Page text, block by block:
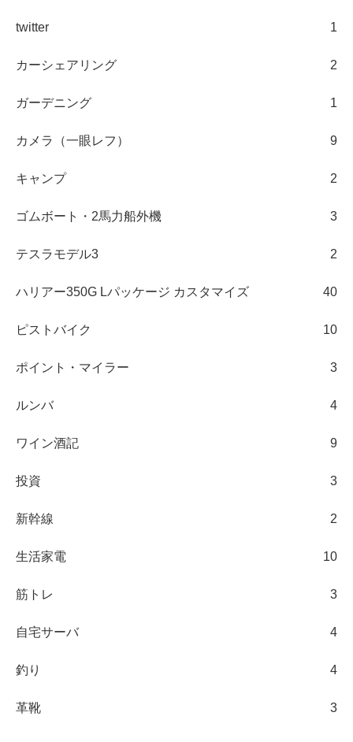
twitter 1
カーシェアリング 2
ガーデニング 1
カメラ（一眼レフ） 9
キャンプ 2
ゴムボート・2馬力船外機 3
テスラモデル3 2
ハリアー350G Lパッケージ カスタマイズ 40
ピストバイク 10
ポイント・マイラー 3
ルンバ 4
ワイン酒記 9
投資 3
新幹線 2
生活家電 10
筋トレ 3
自宅サーバ 4
釣り 4
革靴 3